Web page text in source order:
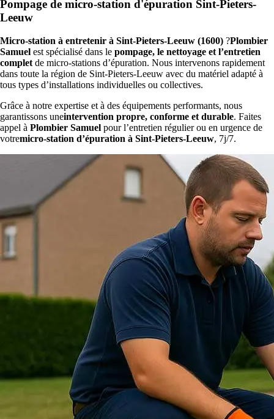
Pompage de micro-station d'épuration Sint-Pieters-
Leeuw
Micro-station à entretenir à Sint-Pieters-Leeuw (1600) ?Plombier
Samuel est spécialisé dans le pompage, le nettoyage et l’entretien
complet de micro-stations d’épuration. Nous intervenons rapidement
dans toute la région de Sint-Pieters-Leeuw avec du matériel adapté à
tous types d’installations individuelles ou collectives.
Grâce à notre expertise et à des équipements performants, nous
garantissons uneintervention propre, conforme et durable. Faites
appel à Plombier Samuel pour l’entretien régulier ou en urgence de
votremicro-station d’épuration à Sint-Pieters-Leeuw, 7j/7.